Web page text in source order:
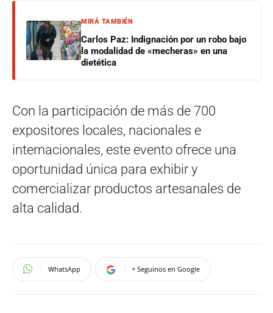
MIRÁ TAMBIÉN
Carlos Paz: Indignación por un robo bajo
la modalidad de «mecheras» en una
dietética
Con la participación de más de 700
expositores locales, nacionales e
internacionales, este evento ofrece una
oportunidad única para exhibir y
comercializar productos artesanales de
alta calidad.
WhatsApp + Seguinos en Google